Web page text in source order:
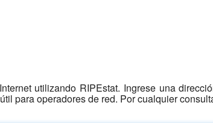
utilizando RIPEstat. Ingrese una
para operadores de red. Por cualquier